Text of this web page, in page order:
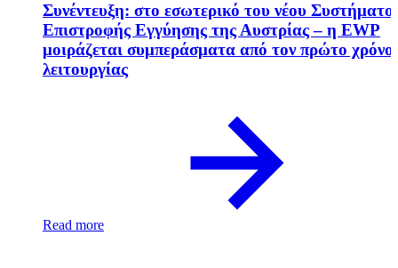
Συνέντευξη: στο εσωτερικό του νέου
Επιστροφής Εγγύησης της Αυστρίας – η EWP
μοιράζεται συμπεράσματα από τον πρώτο χρόνο
λειτουργίας
Read more